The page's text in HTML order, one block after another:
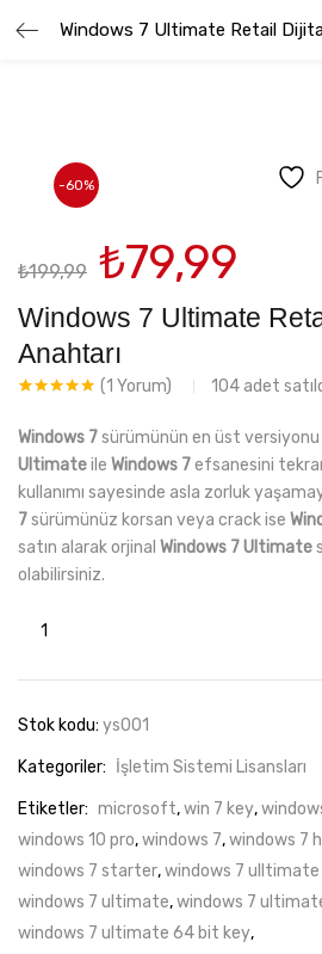
GIRIŞ YAP
Beni hatırla
Şifremi
-60%
Windows 7 Ultimate
Anahtarı
dayanarak 5
üzerinden
5.00puan
aldı
(1 Yorum) 104 adet
₺199,99 Orijinal
fiyat:
₺199,99.
₺79,99
Windows 7sürümünün en üst versiyonu
Ultimateile Windows 7efsanesini
kullanımı sayesinde asla zorluk
7sürümünüz korsan veya crack ise
satın alarak orjinal Windows 7 Ultimate
olabilirsiniz.
Windows
Ultimate
Retail
Lisans
Anahtarı
adet
Stok kodu: ys001
Kategoriler: İşletim Sistemi Lisansları
Etiketler: microsoft,win 7 key,
windows 10 pro,windows 7,windows 7
windows 7 starter,windows 7 ulltimate
windows 7 ultimate,windows 7
windows 7 ultimate 64 bit key,